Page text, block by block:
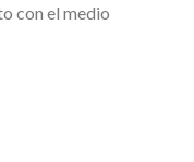
con el medio